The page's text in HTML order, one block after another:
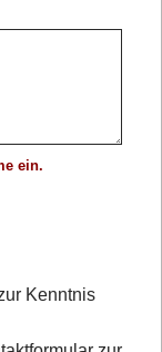
ein.
Kenntnis